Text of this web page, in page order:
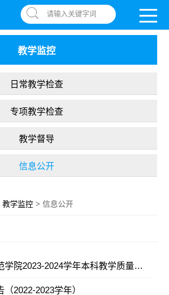
圆梦! OA系统| 书记信箱 违反师德举报信箱
请输入关键字词
教学监控
日常教学检查
专项教学检查
教学督导
信息公开
教学监控 > 信息公开
院2023-2024学年本科教学质量报告
2022-2023学年）